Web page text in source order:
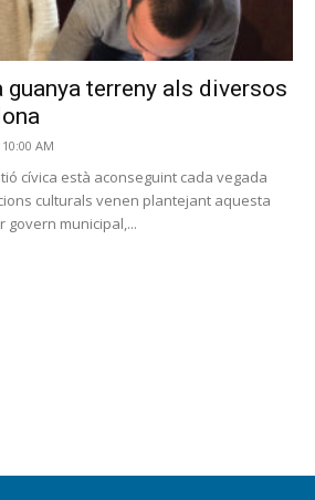
terreny als diversos
AM
cívica està aconseguint cada vegada
culturals venen plantejant aquesta
govern municipal,...